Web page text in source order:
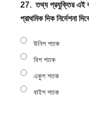
27. তথ্য প্রযুক্তির এই
প্রাথমিক দিক নির্দেশনা
উনিশ শতক
বিশ শতক
একুশ শতক
বাইশ শতক